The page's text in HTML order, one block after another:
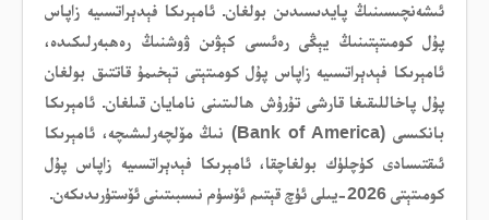
ئىشەنچىسىنىڭ پايدىسىدىن بولغان. ئامېرىكا فېدېراتسىيە زاپاس
پۇل كومىتېتىنىڭ يېڭى رەئىسى كېۋىن ۋوشنىڭ رەھبەرلىكىدە،
ئامېرىكا فېدېراتسىيە زاپاس پۇل كومىتېتى تېخىمۇ قاتتىق بولغان
پۇل پاخاللىقىغا قارشى تۇرۇش ھالىتىنى نامايان قىلغان. ئامېرىكا
بانكىسى (Bank of America) نىڭ مۆلچەرلىشىچە، ئامېرىكا
ئىقتىسادى كۈچلۈك بولغاچقا، ئامېرىكا فېدېراتسىيە زاپاس پۇل
كومىتېتى 2026-يىلى ئۈچ قېتىم ئۆسۈم نىسبىتىنى ئۆستۈرىدىكەن.